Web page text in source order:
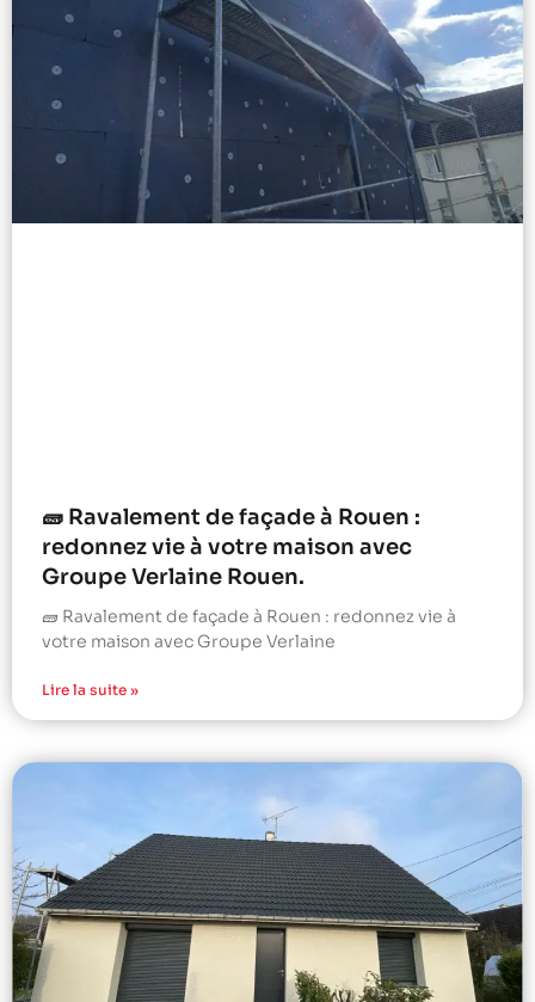
🧱 Ravalement de façade à Rouen :
redonnez vie à votre maison avec
Groupe Verlaine Rouen.
🧱 Ravalement de façade à Rouen : redonnez vie à
votre maison avec Groupe Verlaine
Lire la suite »